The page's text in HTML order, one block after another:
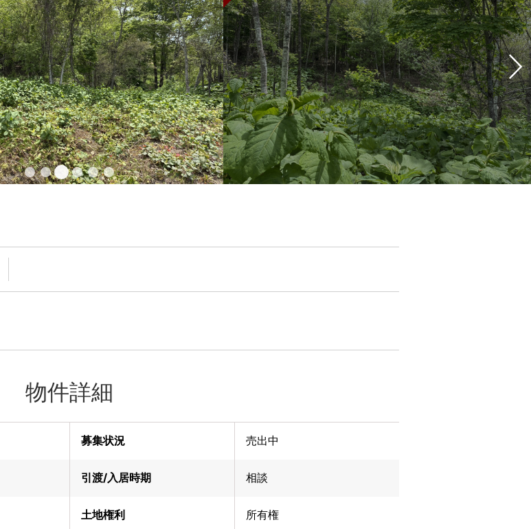
物件詳細
募集状況 売出中
引渡/入居時期 相談
土地権利 所有権